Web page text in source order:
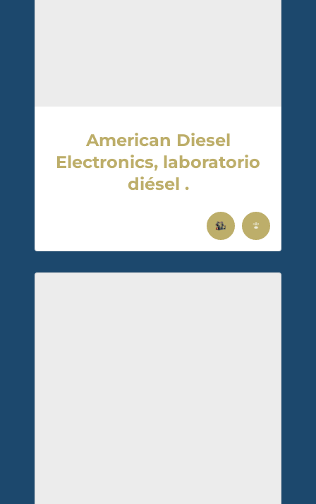
American Diesel
Electronics, laboratorio
diésel .